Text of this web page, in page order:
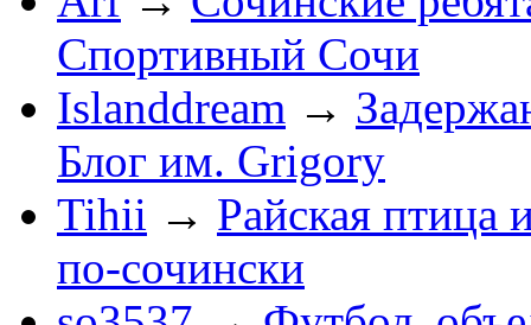
Спортивный Сочи
Islanddream →
Блог им. Grigory
Tihii → Райская птица
по-cочински